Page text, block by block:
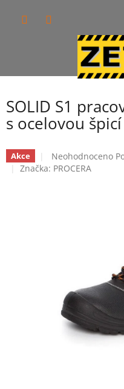
SOLID S1
s ocelovou špicí
Akce
Průměrné
hodnocení
Neohodnoceno
Značka: PROCERA